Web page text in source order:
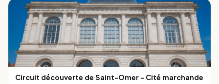
Circuit découverte de Saint-Omer - Cité marchande